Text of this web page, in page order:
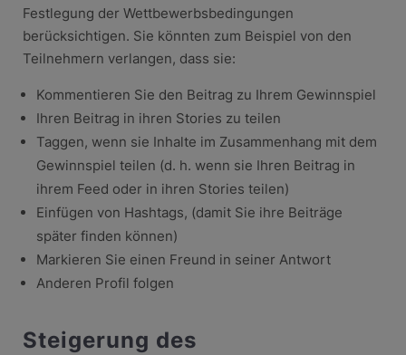
Festlegung der Wettbewerbsbedingungen
berücksichtigen. Sie könnten zum Beispiel von den
Teilnehmern verlangen, dass sie:
Kommentieren Sie den Beitrag zu Ihrem Gewinnspiel
Ihren Beitrag in ihren Stories zu teilen
Taggen, wenn sie Inhalte im Zusammenhang mit dem
Gewinnspiel teilen (d. h. wenn sie Ihren Beitrag in
ihrem Feed oder in ihren Stories teilen)
Einfügen von Hashtags, (damit Sie ihre Beiträge
später finden können)
Markieren Sie einen Freund in seiner Antwort
Anderen Profil folgen
Steigerung des